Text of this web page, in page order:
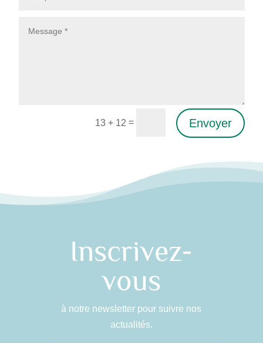
13 + 12 = Envoyer
Inscrivez-
vous
à notre newsletter pour suivre nos
actualités.